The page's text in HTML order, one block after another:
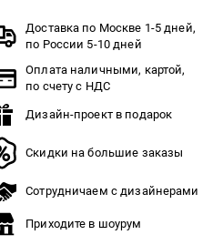
Доставка по Москве 1-5 дней,
по России 5-10 дней
Оплата наличными, картой,
по счету с НДС
Дизайн-проект в подарок
Скидки на большие заказы
Сотрудничаем с дизайнерами
Приходите в шоурум